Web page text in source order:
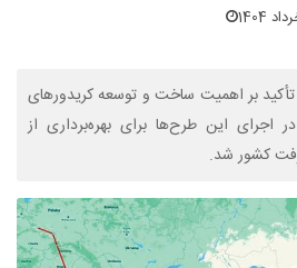
بر اهمیت ساخت و توسعه کریدورهای
اجرای این طرح‌ها برای بهره‌برداری از
کشور شد.